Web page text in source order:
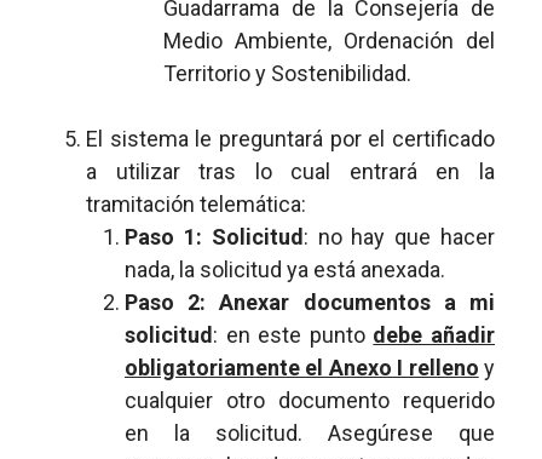
Guadarrama de la Consejería de
Medio Ambiente, Ordenación del
Territorio y Sostenibilidad.
El sistema le preguntará por el certificado
a utilizar tras lo cual entrará en la
tramitación telemática:
Paso 1: Solicitud: no hay que hacer
nada, la solicitud ya está anexada.
Paso 2: Anexar documentos a mi
solicitud: en este punto debe añadir
obligatoriamente el Anexo I relleno y
cualquier otro documento requerido
en la solicitud. Asegúrese que